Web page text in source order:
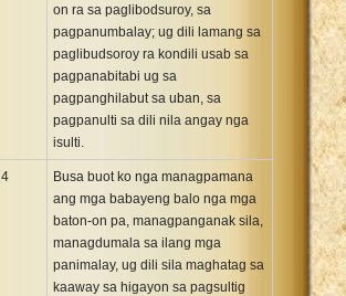
on ra sa paglibodsuroy, sa
pagpanumbalay; ug dili lamang sa
paglibudsoroy ra kondili usab sa
pagpanabitabi ug sa
pagpanghilabut sa uban, sa
pagpanulti sa dili nila angay nga
isulti.
Busa buot ko nga managpamana
ang mga babayeng balo nga mga
baton-on pa, managpanganak sila,
managdumala sa ilang mga
panimalay, ug dili sila maghatag sa
kaaway sa higayon sa pagsultig